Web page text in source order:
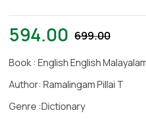
699.00
594.00
Book : English English
Author: Ramalingam Pillai T
Genre :Dictionary